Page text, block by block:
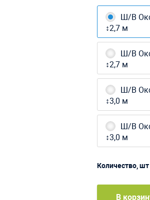
Ш/В
↕2,7 м
Ш/В
↕2,7 м
Ш/В
↕3,0 м
Ш/В
↕3,0 м
Количество, шт
В